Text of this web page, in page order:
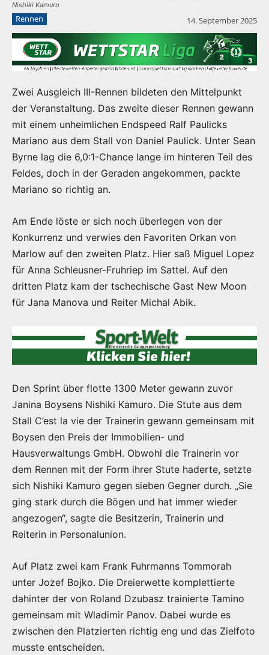
Nishiki Kamuro
Rennen 14. September 2025
Zwei Ausgleich III-Rennen bildeten den Mittelpunkt
der Veranstaltung. Das zweite dieser Rennen gewann
mit einem unheimlichen Endspeed Ralf Paulicks
Mariano aus dem Stall von Daniel Paulick. Unter Sean
Byrne lag die 6,0:1-Chance lange im hinteren Teil des
Feldes, doch in der Geraden angekommen, packte
Mariano so richtig an.
Am Ende löste er sich noch überlegen von der
Konkurrenz und verwies den Favoriten Orkan von
Marlow auf den zweiten Platz. Hier saß Miguel Lopez
für Anna Schleusner-Fruhriep im Sattel. Auf den
dritten Platz kam der tschechische Gast New Moon
für Jana Manova und Reiter Michal Abik.
Den Sprint über flotte 1300 Meter gewann zuvor
Janina Boysens Nishiki Kamuro. Die Stute aus dem
Stall C’est la vie der Trainerin gewann gemeinsam mit
Boysen den Preis der Immobilien- und
Hausverwaltungs GmbH. Obwohl die Trainerin vor
dem Rennen mit der Form ihrer Stute haderte, setzte
sich Nishiki Kamuro gegen sieben Gegner durch. „Sie
ging stark durch die Bögen und hat immer wieder
angezogen“, sagte die Besitzerin, Trainerin und
Reiterin in Personalunion.
Auf Platz zwei kam Frank Fuhrmanns Tommorah
unter Jozef Bojko. Die Dreierwette komplettierte
dahinter der von Roland Dzubasz trainierte Tamino
gemeinsam mit Wladimir Panov. Dabei wurde es
zwischen den Platzierten richtig eng und das Zielfoto
musste entscheiden.